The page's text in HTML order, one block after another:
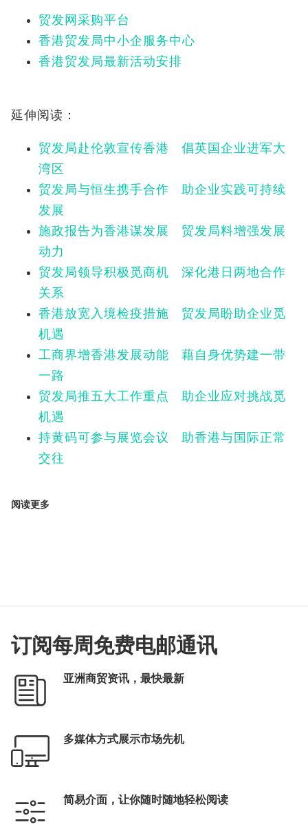
贸发网采购平台
香港贸发局中小企服务中心
香港贸发局最新活动安排
延伸阅读：
贸发局赴伦敦宣传香港 倡英国企业进军大
湾区
贸发局与恒生携手合作 助企业实践可持续
发展
施政报告为香港谋发展 贸发局料增强发展
动力
贸发局领导积极觅商机 深化港日两地合作
关系
香港放宽入境检疫措施 贸发局盼助企业觅
机遇
工商界增香港发展动能 藉自身优势建一带
一路
贸发局推五大工作重点 助企业应对挑战觅
机遇
持黄码可参与展览会议 助香港与国际正常
交往
阅读更多
订阅每周免费电邮通讯
亚洲商贸资讯，最快最新
多媒体方式展示市场先机
简易介面，让你随时随地轻松阅读